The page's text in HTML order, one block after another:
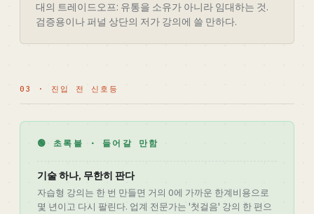
대의 트레이드오프: 유통을 소유가 아니라 임대하는 것.
검증용이나 퍼널 상단의 저가 강의에 쓸 만하다.
03 · 진입 전 신호등
🟢 초록불 · 들어갈 만함
기술 하나, 무한히 판다
자습형 강의는 한 번 만들면 거의 0에 가까운 한계비용으로
몇 년이고 다시 팔린다. 업계 전문가는 '첫걸음' 강의 한 편으